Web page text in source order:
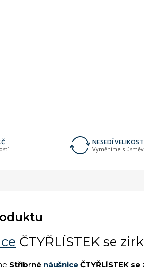
NESEDÍ
Vyměníme s
ČTYŘLÍSTEK se
Stříbrné náušnice ČTYŘLÍSTEK